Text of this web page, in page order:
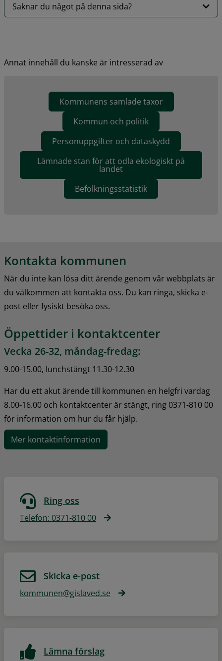
Saknar du något på denna sida?
Annat innehåll du kanske är intresserad av
Kommunens samlade taxor
Kommun och politik
Personuppgifter och dataskydd
Lämnade stan för att odla ekologiskt på
landet
Befolkningsstatistik
Kontakta kommunen
När du inte kan lösa ditt ärende genom vår webbplats är
du välkommen att kontakta oss. Du kan ringa, skicka e-
post eller fysiskt besöka oss.
Öppettider i kontaktcenter
Vecka 26-32, måndag-fredag:
9.00-15.00, lunchstängt 11.30-12.30
Har du ett akut ärende till kommunen en helgfri vardag
8.00-16.00 och kontaktcenter är stängt, ring 0371-810 00
för information om hur du får hjälp.
Mer kontaktinformation
Ring oss
Telefon: 0371-810 00
Skicka e-post
kommunen@gislaved.se
Lämna förslag